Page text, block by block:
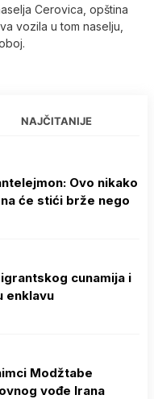
Cerovica, opština
vozila u tom naselju,
NAJČITANIJE
Ovo nikako
će stići brže nego
cunamija i
enklavu
Modžtabe
vođe Irana